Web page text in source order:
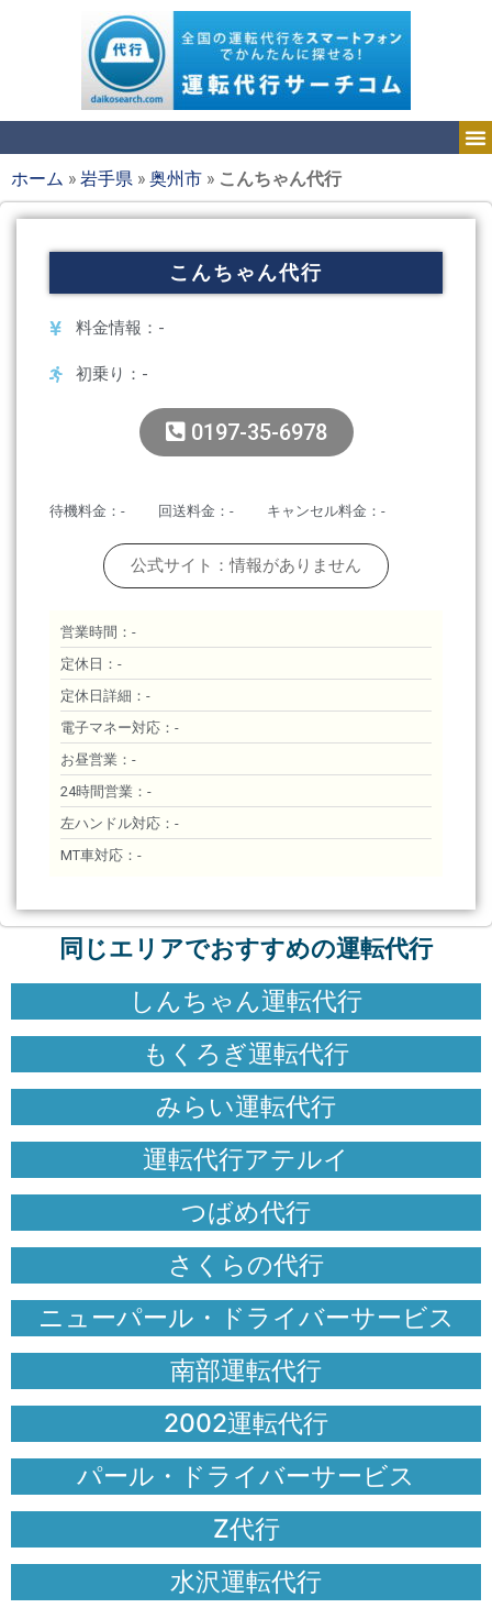
ホーム »岩手県 »奥州市 » こんちゃん代行
こんちゃん代行
料金情報：-
初乗り：-
0197-35-6978
待機料金：- 回送料金：- キャンセル料金：-
公式サイト：情報がありません
営業時間：-
定休日：-
定休日詳細：-
電子マネー対応：-
お昼営業：-
24時間営業：-
左ハンドル対応：-
MT車対応：-
同じエリアでおすすめの運転代行
しんちゃん運転代行
もくろぎ運転代行
みらい運転代行
運転代行アテルイ
つばめ代行
さくらの代行
ニューパール・ドライバーサービス
南部運転代行
2002運転代行
パール・ドライバーサービス
Z代行
水沢運転代行